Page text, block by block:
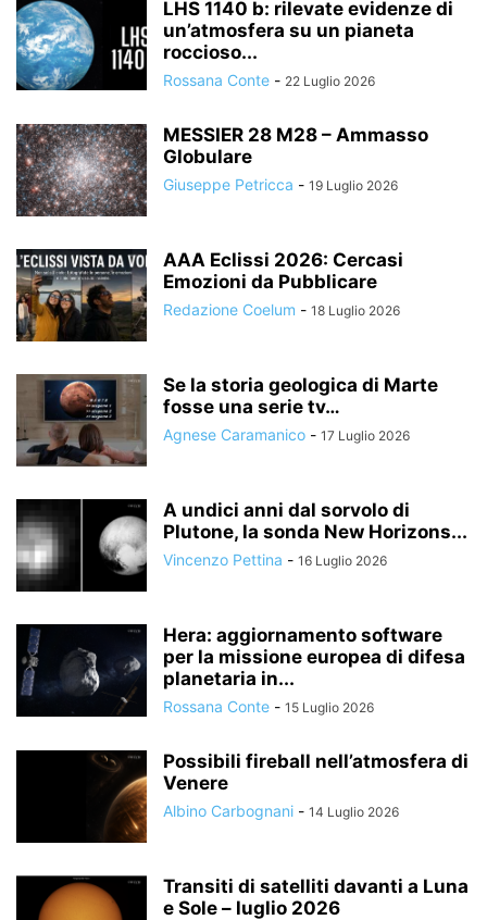
LHS 1140 b: rilevate evidenze di
un’atmosfera su un pianeta
roccioso...
Rossana Conte - 22 Luglio 2026
MESSIER 28 M28 – Ammasso
Globulare
Giuseppe Petricca - 19 Luglio 2026
AAA Eclissi 2026: Cercasi
Emozioni da Pubblicare
Redazione Coelum - 18 Luglio 2026
Se la storia geologica di Marte
fosse una serie tv…
Agnese Caramanico - 17 Luglio 2026
A undici anni dal sorvolo di
Plutone, la sonda New Horizons...
Vincenzo Pettina - 16 Luglio 2026
Hera: aggiornamento software
per la missione europea di difesa
planetaria in...
Rossana Conte - 15 Luglio 2026
Possibili fireball nell’atmosfera di
Venere
Albino Carbognani - 14 Luglio 2026
Transiti di satelliti davanti a Luna
e Sole – luglio 2026